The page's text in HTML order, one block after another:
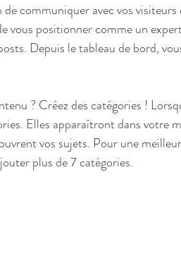
communiquer avec vos visiteurs
vous positionner comme un
Depuis le tableau de bord,
? Créez des catégories !
Elles apparaîtront dans votre
vos sujets. Pour une
plus de 7 catégories.